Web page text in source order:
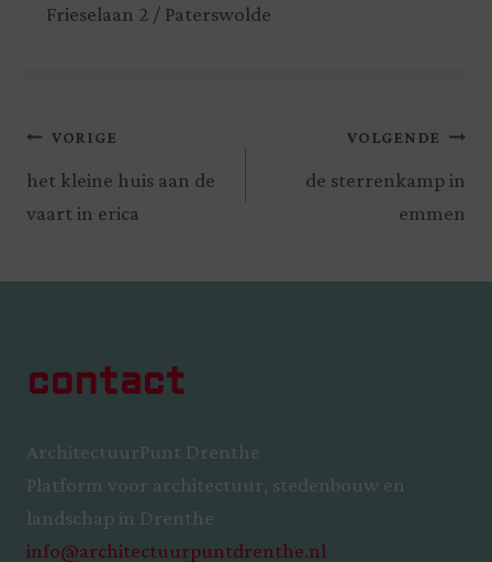
Frieselaan 2 / Paterswolde
VORIGE
het kleine huis aan de
vaart in erica
VOLGENDE
de sterrenkamp in
emmen
contact
ArchitectuurPunt Drenthe
Platform voor architectuur, stedenbouw en
landschap in Drenthe
info@architectuurpuntdrenthe.nl